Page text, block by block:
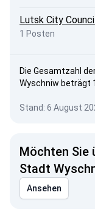
Lutsk City
1 Posten
Die Gesamtzahl
Wyschniw beträgt
Stand: 6 August
Möchten Sie
Stadt
Ansehen